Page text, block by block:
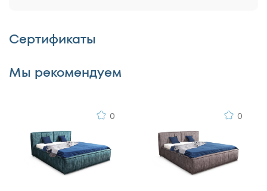
Достоинства
Недостатки
Сертификаты
Мы рекомендуем
0 0